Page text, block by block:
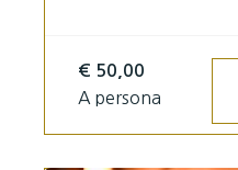
€ 50,00
A persona